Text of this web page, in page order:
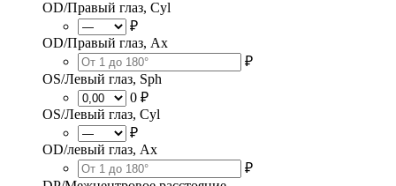
OD/Правый глаз, Cyl
₽
OD/Правый глаз, Ax
₽
OS/Левый глаз, Sph
0 ₽
OS/Левый глаз, Cyl
₽
OD/левый глаз, Ax
₽